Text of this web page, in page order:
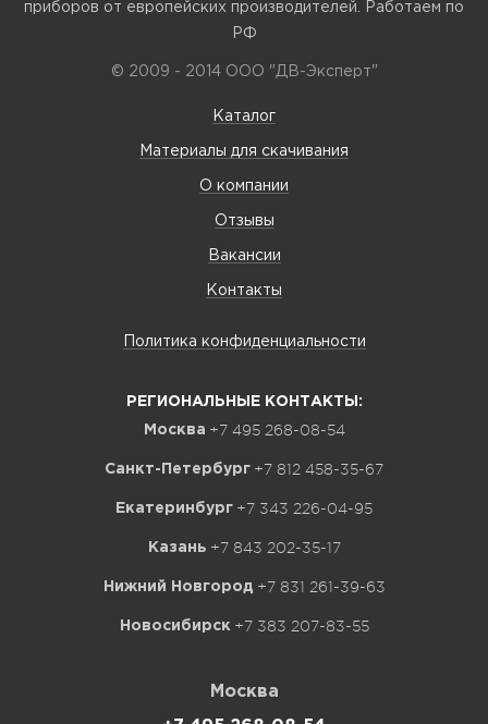
приборов от европейских производителей. Работаем по
РФ
© 2009 - 2014 ООО "ДВ-Эксперт"
Каталог
Материалы для скачивания
О компании
Отзывы
Вакансии
Контакты
Политика конфиденциальности
РЕГИОНАЛЬНЫЕ КОНТАКТЫ:
Москва +7 495 268-08-54
Санкт-Петербург +7 812 458-35-67
Екатеринбург +7 343 226-04-95
Казань +7 843 202-35-17
Нижний Новгород +7 831 261-39-63
Новосибирск +7 383 207-83-55
Москва